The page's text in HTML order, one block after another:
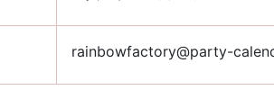
rainbowfactory@party-